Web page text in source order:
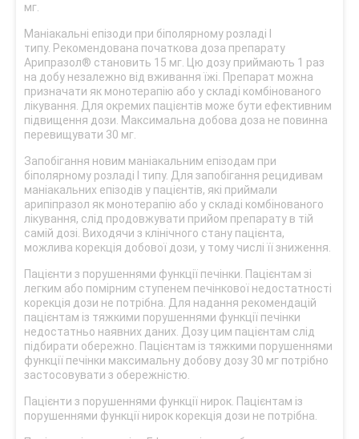
мг.
Маніакальні епізоди при біполярному розладі I
типу. Рекомендована початкова доза препарату
Арипразол® становить 15 мг. Цю дозу приймають 1 раз
на добу незалежно від вживання їжі. Препарат можна
призначати як монотерапію або у складі комбінованого
лікування. Для окремих пацієнтів може бути ефективним
підвищення дози. Максимальна добова доза не повинна
перевищувати 30 мг.
Запобігання новим маніакальним епізодам при
біполярному розладі I типу. Для запобігання рецидивам
маніакальних епізодів у пацієнтів, які приймали
арипіпразол як монотерапію або у складі комбінованого
лікування, слід продовжувати прийом препарату в тій
самій дозі. Виходячи з клінічного стану пацієнта,
можлива корекція добової дози, у тому числі її зниження.
Пацієнти з порушеннями функції печінки. Пацієнтам зі
легким або помірним ступенем печінкової недостатності
корекція дози не потрібна. Для надання рекомендацій
пацієнтам із тяжкими порушеннями функції печінки
недостатньо наявних даних. Дозу цим пацієнтам слід
підбирати обережно. Пацієнтам із тяжкими порушеннями
функції печінки максимальну добову дозу 30 мг потрібно
застосовувати з обережністю.
Пацієнти з порушеннями функції нирок. Пацієнтам із
порушеннями функції нирок корекція дози не потрібна.